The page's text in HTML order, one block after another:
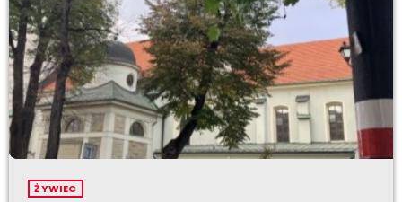
ŻYWIEC